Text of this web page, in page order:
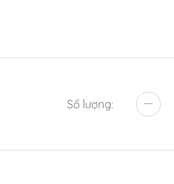
Số lượng: